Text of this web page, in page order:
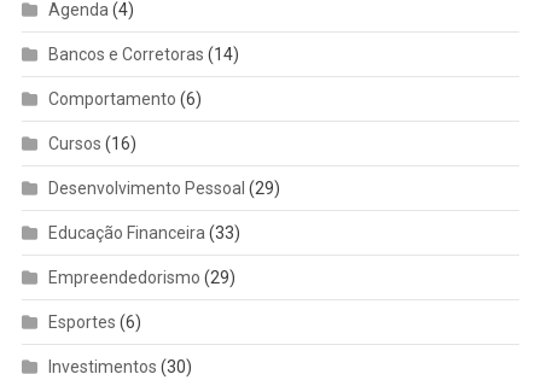
Agenda(4)
Bancos e Corretoras (14)
Comportamento (6)
Cursos (16)
Desenvolvimento Pessoal (29)
Educação Financeira(33)
Empreendedorismo (29)
Esportes (6)
Investimentos (30)